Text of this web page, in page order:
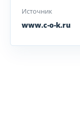
Источник
www.c-o-k.ru